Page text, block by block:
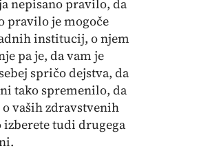
nepisano pravilo, da
pravilo je mogoče
institucij, o njem
pa je, da vam je
spričo dejstva, da
tako spremenilo, da
vaših zdravstvenih
izberete tudi drugega